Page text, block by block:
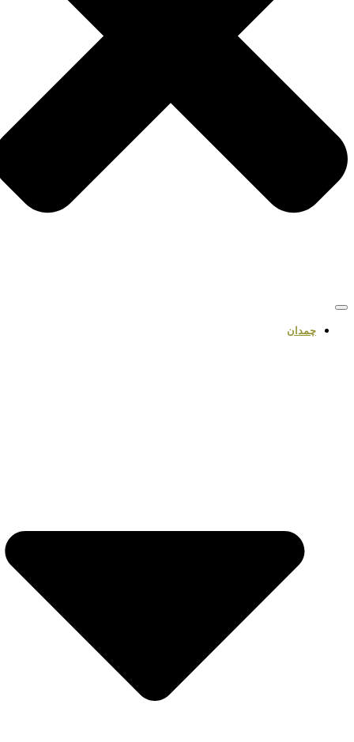
چمدان